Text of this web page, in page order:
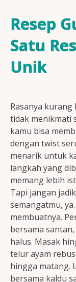
Resep Ikan
Resep
Resep
Semua Resep
Resep
Satu
Unik
Rasanya kurang
tidak menikmati
kamu bisa
dengan twist
menarik untuk
langkah yang
memang lebih
Tapi jangan
semangatmu,
membuatnya.
bersama
halus. Masak
telur ayam
hingga matang.
bersama kaldu